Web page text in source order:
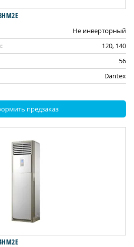
Не инверторный
120, 140
56
Dantex
предзаказ